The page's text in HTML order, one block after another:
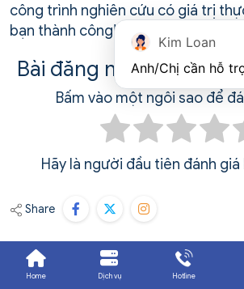
công trình nghiên cứu có giá trị
bạn thành công!
Bài đăng này hữu ích
Bấm vào một ngôi sao để
Hãy là người đầu tiên đánh giá
Share
Nguyễn Tuyết Anh
Home Dịch vụ Hotline
Kim Loan
Anh/Chị cần hỗ